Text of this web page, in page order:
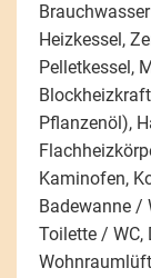
Heizkessel,
Pelletkessel,
Pflanzenöl),
Kaminofen,
Badewanne /
Toilette / WC,